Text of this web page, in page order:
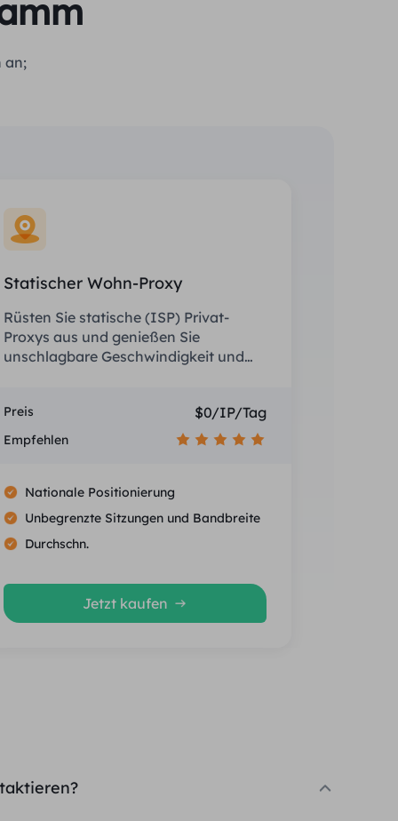
an;
Statischer Wohn-Proxy
Rüsten Sie statische (ISP) Privat-
Proxys aus und genießen Sie
unschlagbare Geschwindigkeit und
Preis $0/IP/Tag
Empfehlen
Nationale Positionierung
Unbegrenzte Sitzungen und Bandbreite
Durchschn.
Jetzt kaufen